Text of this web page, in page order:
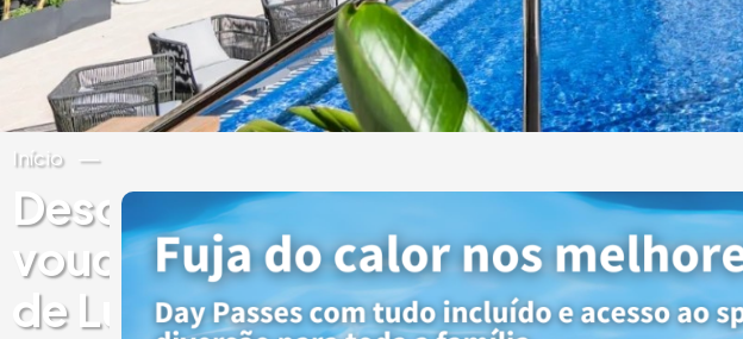
Início
Descobre experiências e
vouchers presente em Hotéis
de Luxo em Benicalap